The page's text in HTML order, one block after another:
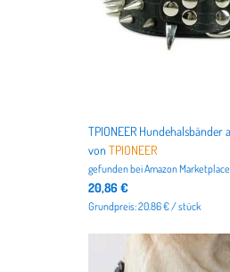
vonTPIONEER
gefunden beiAmazon Marketplace
20,86 €
Grundpreis: 20.86 € / stück